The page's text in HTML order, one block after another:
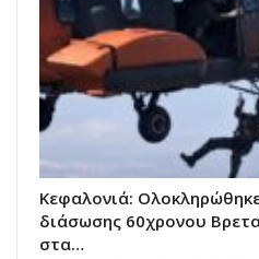
Κεφαλονιά:
διάσωσης 60χρονου
στα…